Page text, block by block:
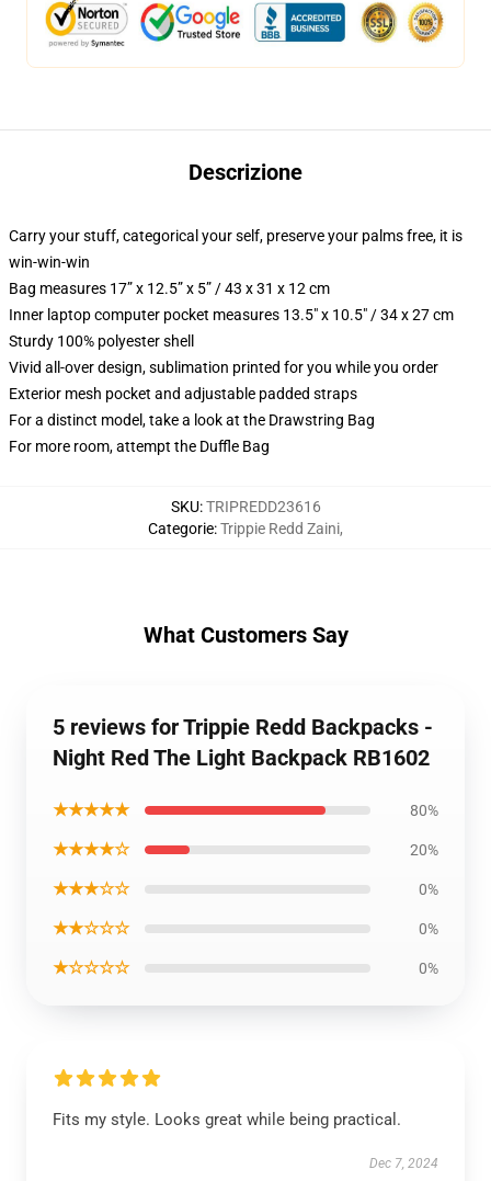
Descrizione
Carry your stuff, categorical your self, preserve your palms free, it is
win-win-win
Bag measures 17” x 12.5” x 5” / 43 x 31 x 12 cm
Inner laptop computer pocket measures 13.5" x 10.5" / 34 x 27 cm
Sturdy 100% polyester shell
Vivid all-over design, sublimation printed for you while you order
Exterior mesh pocket and adjustable padded straps
For a distinct model, take a look at the Drawstring Bag
For more room, attempt the Duffle Bag
SKU:TRIPREDD23616
Categorie:Trippie Redd Zaini,
What Customers Say
5 reviews for Trippie Redd Backpacks -
Night Red The Light Backpack RB1602
★★★★★ 80%
★★★★☆ 20%
★★★☆☆ 0%
★★☆☆☆ 0%
★☆☆☆☆ 0%
Fits my style. Looks great while being practical.
Dec 7, 2024